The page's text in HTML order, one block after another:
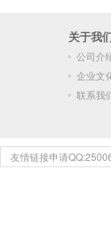
关于我
公司介
企业文
联系我
友情链接申请